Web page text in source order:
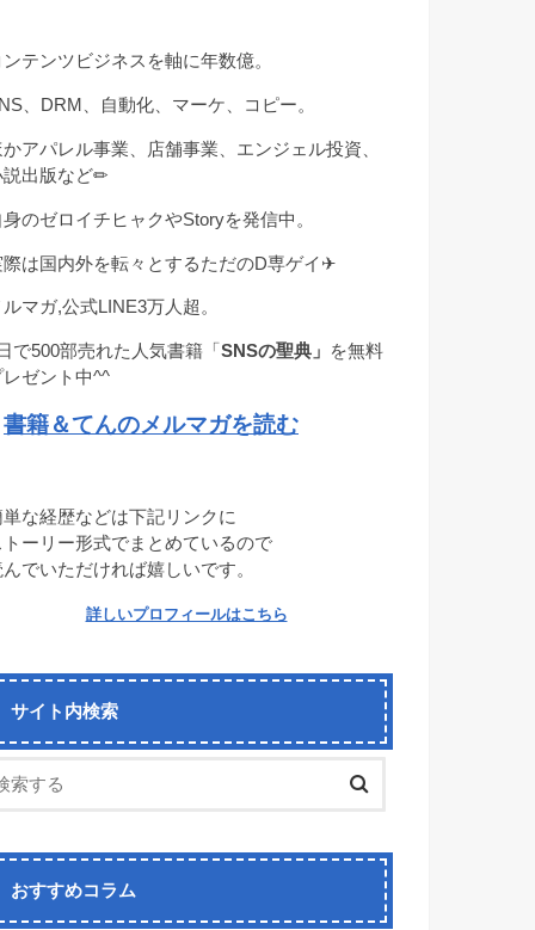
テンツビジネスを軸に年数億。
、DRM、自動化、マーケ、コピー。
かアパレル事業、店舗事業、エンジェル投資、
説出版など✏︎
のゼロイチヒャクやStoryを発信中。
際は国内外を転々とするただのD専ゲイ✈︎
マガ,公式LINE3万人超。
で500部売れた人気書籍「 SNSの聖典」
を無料
レゼント中^^
書籍＆てんのメルマガを読む
単な経歴などは下記リンクに
トーリー形式でまとめているので
でいただければ嬉しいです。
詳しいプロフィールはこちら
サイト内検索
おすすめコラム